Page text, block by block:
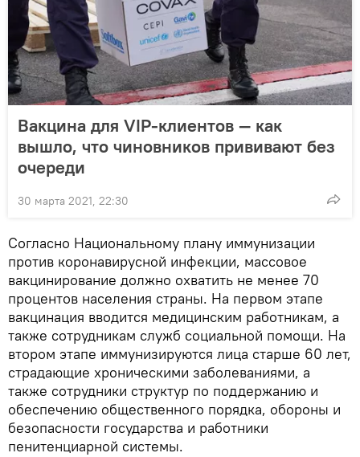
Вакцина для VIP-клиентов — как
вышло, что чиновников прививают без
очереди
30 марта 2021, 22:30
Согласно Национальному плану иммунизации
против коронавирусной инфекции, массовое
вакцинирование должно охватить не менее 70
процентов населения страны. На первом этапе
вакцинация вводится медицинским работникам, а
также сотрудникам служб социальной помощи. На
втором этапе иммунизируются лица старше 60 лет,
страдающие хроническими заболеваниями, а
также сотрудники структур по поддержанию и
обеспечению общественного порядка, обороны и
безопасности государства и работники
пенитенциарной системы.